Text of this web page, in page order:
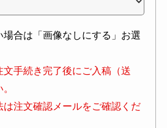
合は「画像なしにする」お選
手続き完了後にご入稿（送
注文確認メールをご確認くだ